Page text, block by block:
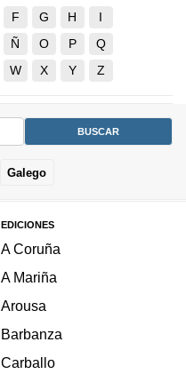
F G H
I
Ñ O P
Q
W X Y Z
Galego
EDICIONES
A Coruña
A Mariña
Arousa
Barbanza
Carballo